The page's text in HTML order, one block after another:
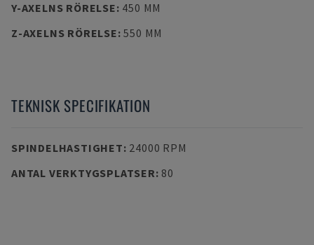
Y-AXELNS RÖRELSE: 450 MM
Z-AXELNS RÖRELSE:550 MM
TEKNISK SPECIFIKATION
SPINDELHASTIGHET: 24000 RPM
ANTAL VERKTYGSPLATSER: 80